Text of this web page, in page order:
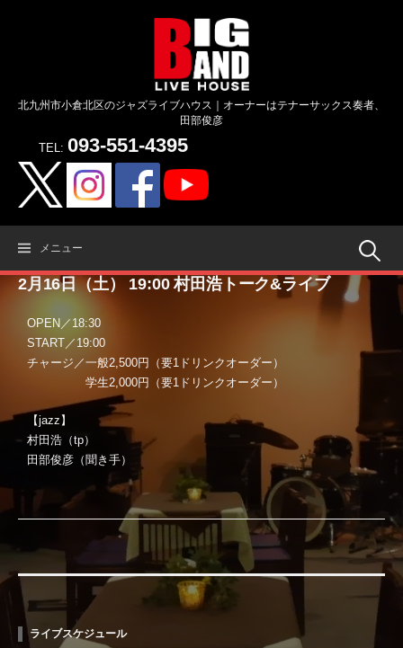
北九州市小倉北区のジャズライブハウス｜オーナーはテナーサックス奏者、
田部俊彦
TEL: 093-551-4395
メニュー 検
索:
2月16日（土） 19:00 村田浩トーク&ライブ
OPEN／18:30
START／19:00
チャージ／一般2,500円（要1ドリンクオーダー）
学生2,000円（要1ドリンクオーダー）
【jazz】
村田浩（tp）
田部俊彦（聞き手）
ライブスケジュール